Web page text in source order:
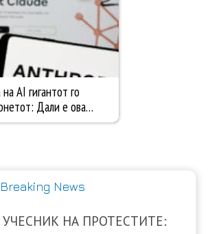
News
УЧЕСНИК НА ПРОТЕСТИТЕ: